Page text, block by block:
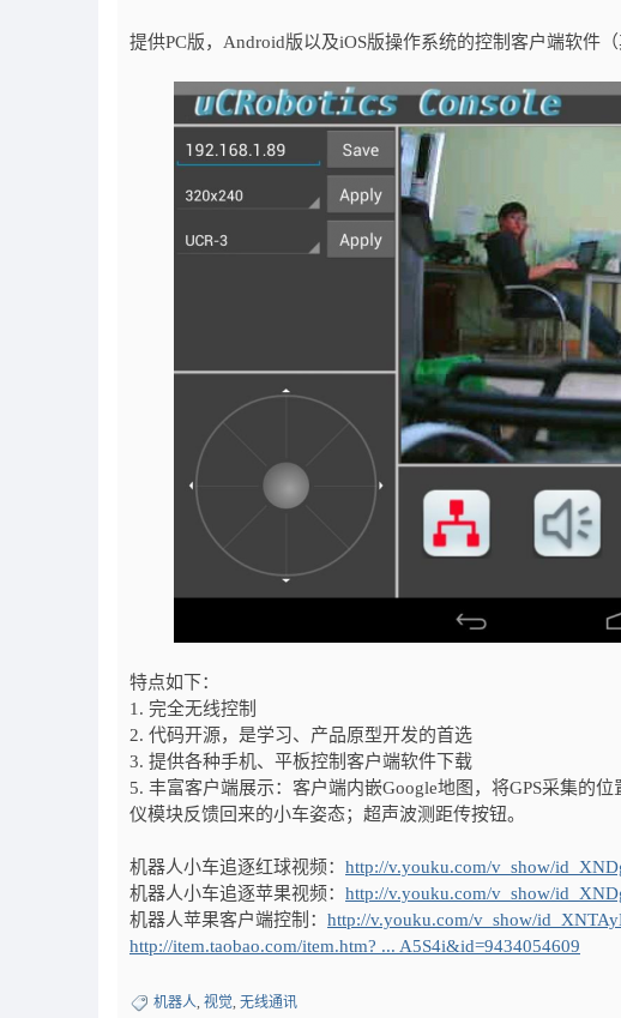
提供PC版，Android版以及iOS版操作系统的控制客户端软件
特点如下：
1. 完全无线控制
2. 代码开源，是学习、产品原型开发的首选
3. 提供各种手机、平板控制客户端软件下载
5. 丰富客户端展示：客户端内嵌Google地图，将GPS采集的
仪模块反馈回来的小车姿态；超声波测距传按钮。
机器人小车追逐红球视频： http://v.youku.com/v_show/
机器人小车追逐苹果视频： http://v.youku.com/v_show/
机器人苹果客户端控制： http://v.youku.com/v_show/
http://item.taobao.com/item.htm? ... A5S4i&id=9434054609
机器人, 视觉, 无线通讯